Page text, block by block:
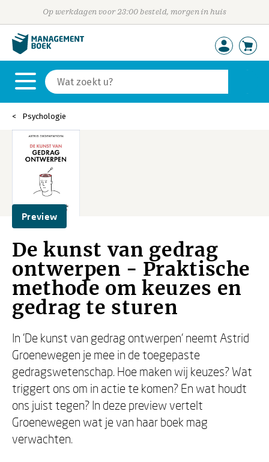
Op werkdagen voor 23:00 besteld, morgen in huis
Psychologie
Preview
De kunst van gedrag
ontwerpen - Praktische
methode om keuzes en
gedrag te sturen
In 'De kunst van gedrag ontwerpen' neemt Astrid
Groenewegen je mee in de toegepaste
gedragswetenschap. Hoe maken wij keuzes? Wat
triggert ons om in actie te komen? En wat houdt
ons juist tegen? In deze preview vertelt
Groenewegen wat je van haar boek mag
verwachten.